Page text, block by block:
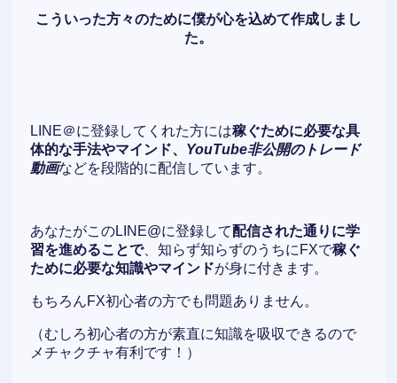
こういった方々のために僕が心を込めて作成しまし
た。
LINE＠に登録してくれた方には稼ぐために必要な具
体的な手法やマインド、 YouTube非公開のトレード
動画などを段階的に配信しています。
あなたがこのLINE@に登録して配信された通りに学
習を進めることで、知らず知らずのうちにFXで稼ぐ
ために必要な知識やマインドが身に付きます。
もちろんFX初心者の方でも問題ありません。
（むしろ初心者の方が素直に知識を吸収できるので
メチャクチャ有利です！）